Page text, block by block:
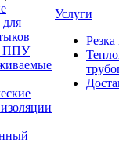
ППУ
Услуги
Резка